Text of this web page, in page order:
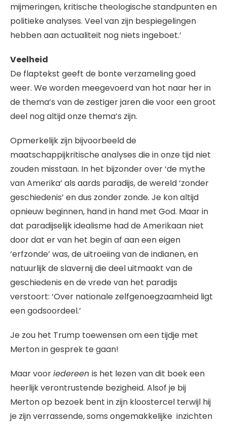
mijmeringen, kritische theologische standpunten en
politieke analyses. Veel van zijn bespiegelingen
hebben aan actualiteit nog niets ingeboet.’
Veelheid
De flaptekst geeft de bonte verzameling goed
weer. We worden meegevoerd van hot naar her in
de thema’s van de zestiger jaren die voor een groot
deel nog altijd onze thema’s zijn.
Opmerkelijk zijn bijvoorbeeld de
maatschappijkritische analyses die in onze tijd niet
zouden misstaan. In het bijzonder over ‘de mythe
van Amerika’ als aards paradijs, de wereld ‘zonder
geschiedenis’ en dus zonder zonde. Je kon altijd
opnieuw beginnen, hand in hand met God. Maar in
dat paradijselijk idealisme had de Amerikaan niet
door dat er van het begin af aan een eigen
‘erfzonde’ was, de uitroeiing van de indianen, en
natuurlijk de slavernij die deel uitmaakt van de
geschiedenis en de vrede van het paradijs
verstoort: ‘Over nationale zelfgenoegzaamheid ligt
een godsoordeel.’
Je zou het Trump toewensen om een tijdje met
Merton in gesprek te gaan!
Maar vooriedereen is het lezen van dit boek een
heerlijk verontrustende bezigheid. Alsof je bij
Merton op bezoek bent in zijn kloostercel terwijl hij
je zijn verrassende, soms ongemakkelijke inzichten